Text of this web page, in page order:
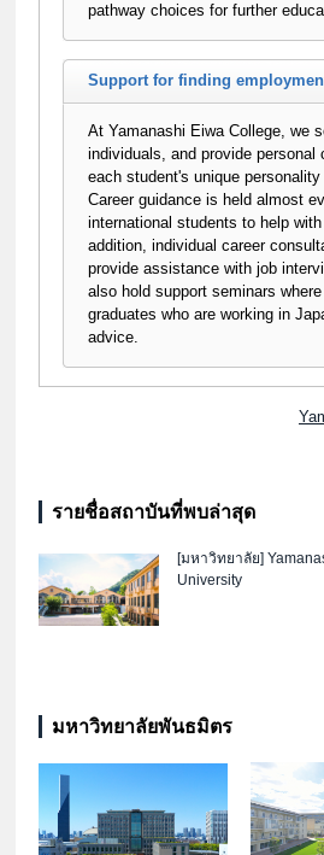
pathway choices for further
Support for finding
At Yamanashi Eiwa College, we
individuals, and provide personal
each student's unique
Career guidance is held almost
international students to help
addition, individual career
provide assistance with job
also hold support seminars
graduates who are working in
advice.
รายชื่อสถาบันที่พบล่าสุด
[มหาวิทยาลัย]
University
มหาวิทยาลัยพันธมิตร